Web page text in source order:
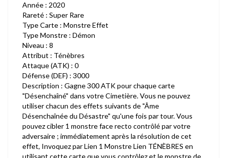
Année : 2020
Rareté : Super Rare
Type Carte : Monstre Effet
Type Monstre : Démon
Niveau : 8
Attribut : Ténèbres
Attaque (ATK) : 0
Défense (DEF) : 3000
Description : Gagne 300 ATK pour chaque carte
"Désenchaîné" dans votre Cimetière. Vous ne pouvez
utiliser chacun des effets suivants de "Âme
Désenchaînée du Désastre" qu'une fois par tour. Vous
pouvez cibler 1 monstre face recto contrôlé par votre
adversaire ; immédiatement après la résolution de cet
effet, Invoquez par Lien 1 Monstre Lien TÉNÈBRES en
utilisant cette carte que vous contrôlez et le monstre de